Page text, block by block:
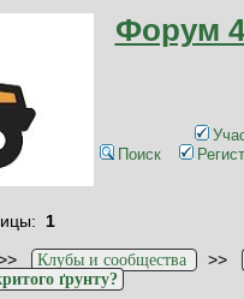
Форум
Поиск
1
Клубы и сообщества >>
ґрунту?